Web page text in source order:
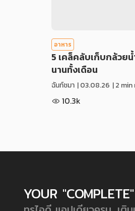
อาหาร
5 เคล็คลับเก็บกล้วยน้
นานทั้งเดือน
ฉันท์ชมา |03.08.26 | 2
10.3k
YOUR